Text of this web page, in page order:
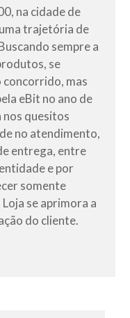
na cidade de
trajetória de
sempre a
se
mas
eBit no ano de
quesitos
no atendimento,
entrega, entre
e por
somente
se aprimora a
do cliente.